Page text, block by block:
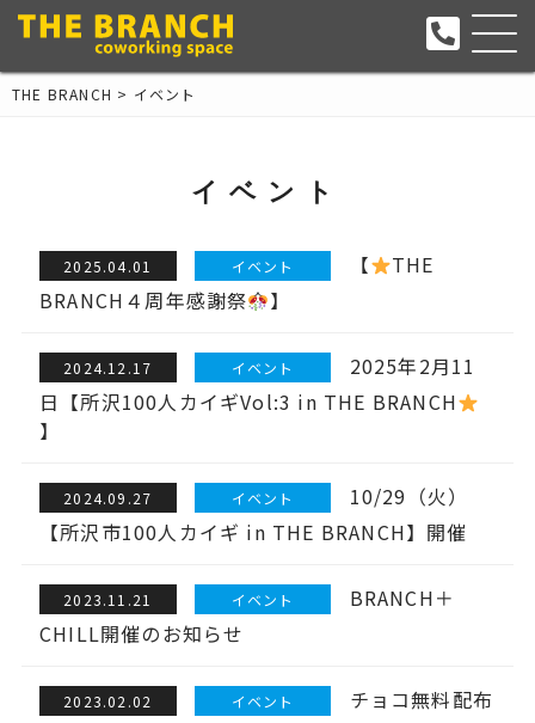
THE BRANCH > イベント
イベント
2025.04.01 イベント 【
THE
BRANCH４周年感謝祭
】
2024.12.17 イベント
2025年2月11
日【所沢100人カイギVol:3 in THE BRANCH
】
2024.09.27 イベント
10/29（火）
【所沢市100人カイギ in THE BRANCH】開催
2023.11.21 イベント
BRANCH＋
CHILL開催のお知らせ
2023.02.02 イベント
チョコ無料配布